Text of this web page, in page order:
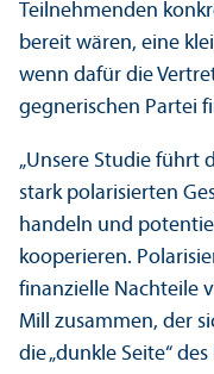
Teilnehmenden
bereit wären, eine
wenn dafür die
gegnerischen Partei
„Unsere Studie führt
stark polarisierten
handeln und
kooperieren.
finanz­ielle Nachteile
Mill zusammen, der
die „dunkle Seite“